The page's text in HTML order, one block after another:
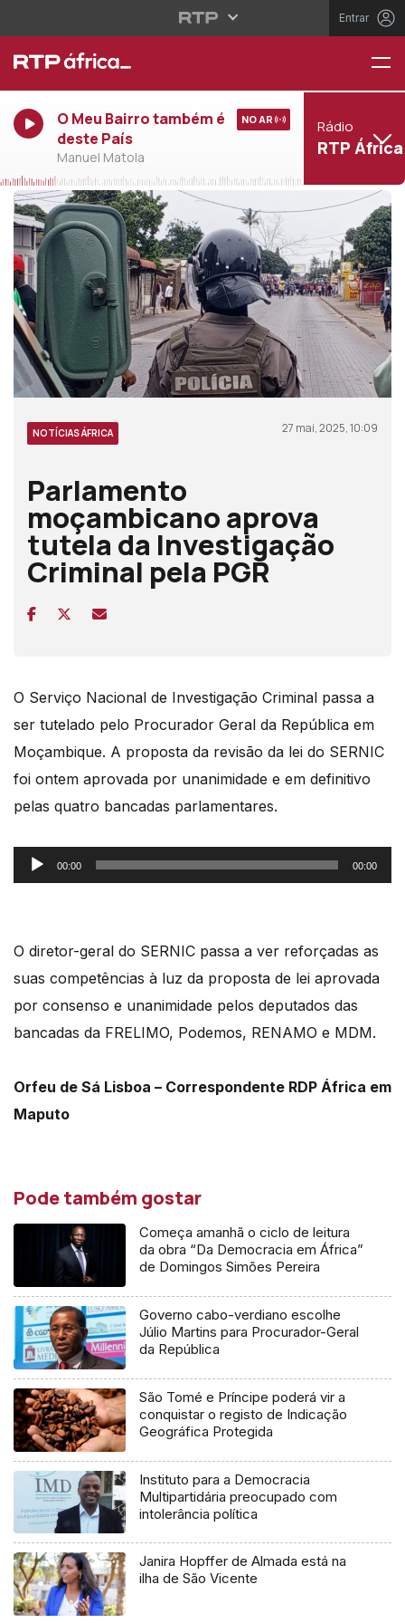
Entrar
O Meu Bairro também é
deste País
Manuel Matola
NO AR Rádio
RTP África
NOTÍCIAS ÁFRICA 27 mai, 2025, 10:09
Parlamento
moçambicano aprova
tutela da Investigação
Criminal pela PGR
O Serviço Nacional de Investigação Criminal passa a
ser tutelado pelo Procurador Geral da República em
Moçambique. A proposta da revisão da lei do SERNIC
foi ontem aprovada por unanimidade e em definitivo
pelas quatro bancadas parlamentares.
Reprodutor
de
00:00 00:00
O diretor-geral do SERNIC passa a ver reforçadas as
suas competências à luz da proposta de lei aprovada
por consenso e unanimidade pelos deputados das
bancadas da FRELIMO, Podemos, RENAMO e MDM.
Orfeu de Sá Lisboa – Correspondente RDP África em
Maputo
Pode também gostar
Começa amanhã o ciclo de leitura
da obra “Da Democracia em África”
de Domingos Simões Pereira
Governo cabo-verdiano escolhe
Júlio Martins para Procurador-Geral
da República
São Tomé e Príncipe poderá vir a
conquistar o registo de Indicação
Geográfica Protegida
Instituto para a Democracia
Multipartidária preocupado com
intolerância política
Janira Hopffer de Almada está na
ilha de São Vicente